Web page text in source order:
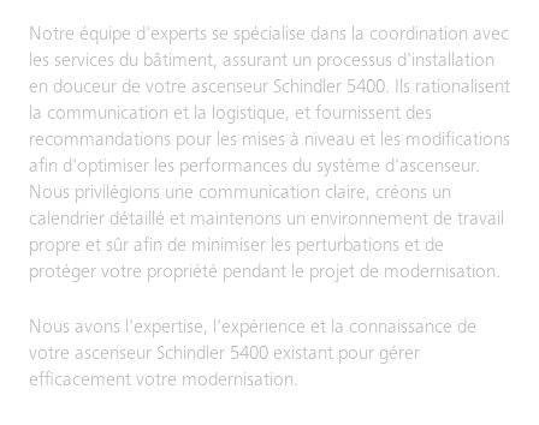
Notre équipe d'experts se spécialise dans la coordination avec
les services du bâtiment, assurant un processus d'installation
en douceur de votre ascenseur Schindler 5400. Ils rationalisent
la communication et la logistique, et fournissent des
recommandations pour les mises à niveau et les modifications
afin d'optimiser les performances du système d'ascenseur.
Nous privilégions une communication claire, créons un
calendrier détaillé et maintenons un environnement de travail
propre et sûr afin de minimiser les perturbations et de
protéger votre propriété pendant le projet de modernisation.
Nous avons l'expertise, l'expérience et la connaissance de
votre ascenseur Schindler 5400 existant pour gérer
efficacement votre modernisation.